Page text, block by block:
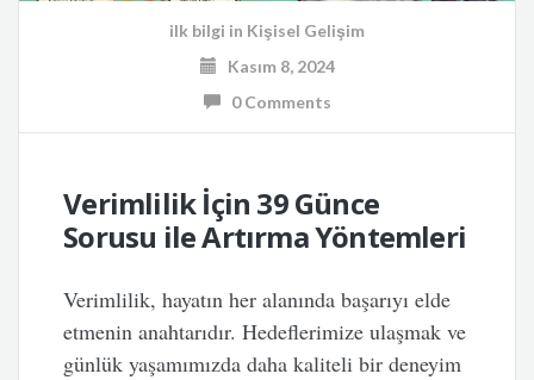
ilk bilgi in Kişisel Gelişim
Kasım 8, 2024
0 Comments
Verimlilik İçin 39 Günce
Sorusu ile Artırma Yöntemleri
Verimlilik, hayatın her alanında başarıyı elde
etmenin anahtarıdır. Hedeflerimize ulaşmak ve
günlük yaşamımızda daha kaliteli bir deneyim